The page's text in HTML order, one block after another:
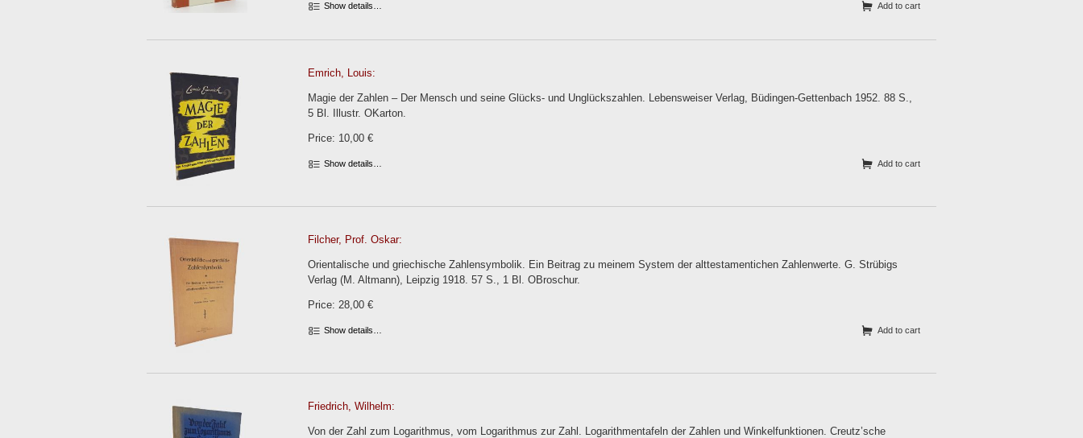
Show details… Add to cart
Emrich, Louis:
Magie der Zahlen – Der Mensch und seine Glücks- und Unglückszahlen. Lebensweiser Verlag, Büdingen-Gettenbach 1952. 88 S.,
5 Bl. Illustr. OKarton.
Price: 10,00 €
Show details… Add to cart
Filcher, Prof. Oskar:
Orientalische und griechische Zahlensymbolik. Ein Beitrag zu meinem System der alttestamentichen Zahlenwerte. G. Strübigs
Verlag (M. Altmann), Leipzig 1918. 57 S., 1 Bl. OBroschur.
Price: 28,00 €
Show details… Add to cart
Friedrich, Wilhelm:
Von der Zahl zum Logarithmus, vom Logarithmus zur Zahl. Logarithmentafeln der Zahlen und Winkelfunktionen. Creutz’sche